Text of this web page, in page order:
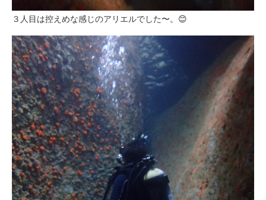
３人目は控えめな感じのアリエルでした〜。😊